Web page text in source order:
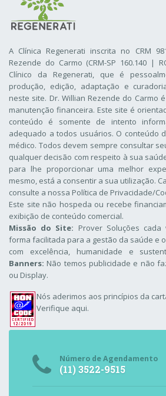
A Clínica Regenerati inscrita no CRM
Rezende do Carmo (CRM-SP 160.140 |
Clínico da Regenerati, que é
produção, edição, adaptação e
neste site. Dr. Willian Rezende do Carmo
manutenção financeira. Este site é
conteúdo é somente de intento
adequado a todos usuários. O conteúdo
médico. Todos devem sempre consultar
qualquer decisão com respeito à sua
para lhe proporcionar uma melhor
mesmo, está a consentir a sua utilização.
consulte a nossa Política de Privacidade/
Este site não hospeda ou recebe
exibição de conteúdo comercial.
Missão do Site: Prover Soluções
forma facilitada para a gestão da saúde e
com excelência, humanidade e
Banners: Não temos publicidade e não
ou Display.
Nós aderimos aos princípios da
Verifique aqui.
Número de Agendamento
(11) 3522-9515